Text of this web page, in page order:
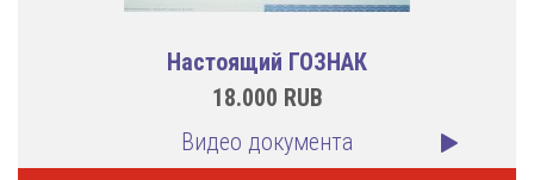
Настоящий ГОЗНАК
18.000 RUB
Видео документа